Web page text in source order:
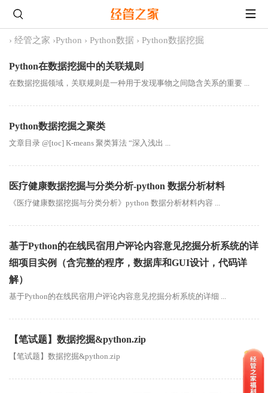
› 经管之家 ›Python › Python数据 › Python数据挖掘
Python在数据挖掘中的关联规则
在数据挖掘领域，关联规则是一种用于发现事物之间隐含关系的重要 ...
Python数据挖掘之聚类
文章目录 @[toc] K-means 聚类算法 “深入浅出 ...
医疗健康数据挖掘与分类分析-python 数据分析材料
《医疗健康数据挖掘与分类分析》python 数据分析材料内容 ...
基于Python的在线民宿用户评论内容意见挖掘分析系统的详
细项目实例（含完整的程序，数据库和GUI设计，代码详
解）
基于Python的在线民宿用户评论内容意见挖掘分析系统的详细 ...
【笔试题】数据挖掘&python.zip
【笔试题】数据挖掘&python.zip